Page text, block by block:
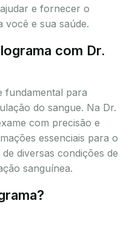
e fornecer o
você e sua saúde.
com Dr.
fundamental para
do sangue. Na Dr.
com precisão e
essenciais para o
diversas condições de
sanguínea.